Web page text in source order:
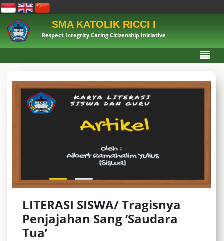
SMA KATOLIK RICCI I
Respect Integrity Caring Citizenship Initiative
LITERASI SISWA/ Tragisnya
Penjajahan Sang ‘Saudara
Tua’